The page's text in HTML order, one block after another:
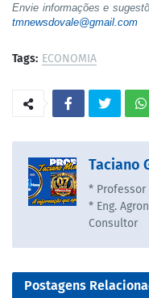
Envie informações e
tmnewsdovale@gmail.com
Tags: ECONOMIA
Taciano
*
* Eng.
Consultor
Postagens